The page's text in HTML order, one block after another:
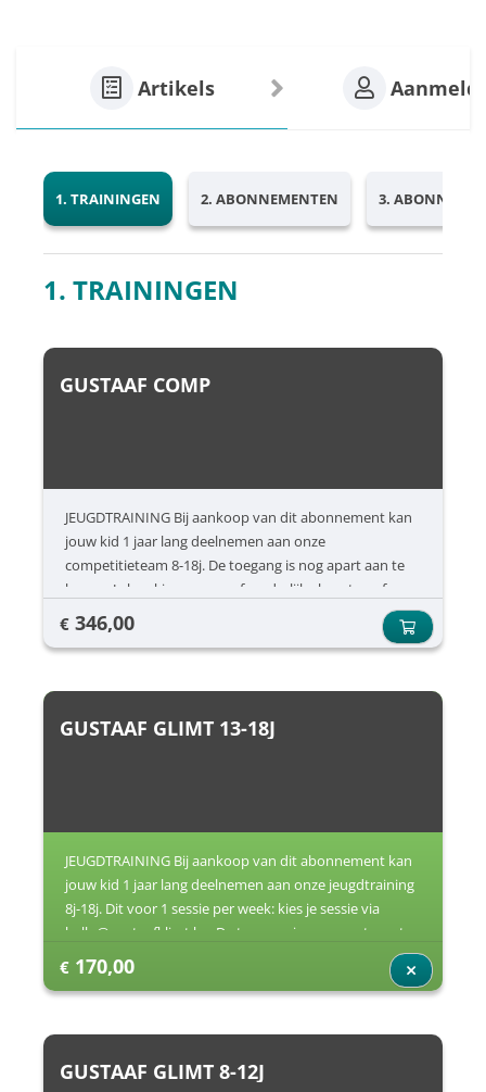
Artikels
1. TRAININGEN 2. ABONNEMENTEN 3.
1. TRAININGEN
GUSTAAF COMP
JEUGDTRAINING Bij aankoop van dit abonnement kan
jouw kid 1 jaar lang deelnemen aan onze
competitieteam 8-18j. De toegang is nog apart aan te
kopen. Je kan kiezen voor afzonderlijke beurten of een
jaarabonnement.
€ 346,00
GUSTAAF GLIMT 13-18J
JEUGDTRAINING Bij aankoop van dit abonnement kan
jouw kid 1 jaar lang deelnemen aan onze jeugdtraining
8j-18j. Dit voor 1 sessie per week: kies je sessie via
hallo@gustaafklimt.be. De toegang is nog apart aan te
kopen.
€ 170,00
GUSTAAF GLIMT 8-12J